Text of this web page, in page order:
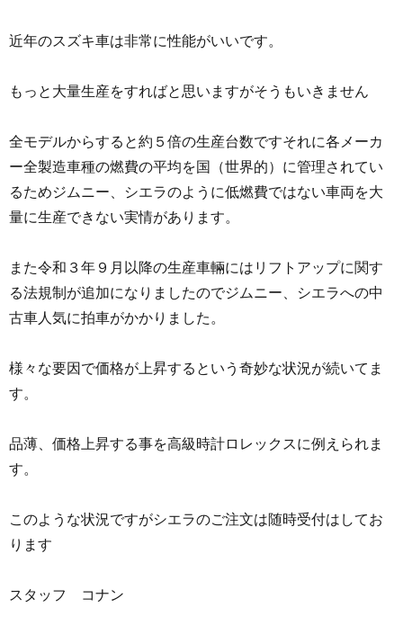
近年のスズキ車は非常に性能がいいです。
もっと大量生産をすればと思いますがそうもいきません
全モデルからすると約５倍の生産台数ですそれに各メーカ
ー全製造車種の燃費の平均を国（世界的）に管理されてい
るためジムニー、シエラのように低燃費ではない車両を大
量に生産できない実情があります。
また令和３年９月以降の生産車輛にはリフトアップに関す
る法規制が追加になりましたのでジムニー、シエラへの中
古車人気に拍車がかかりました。
様々な要因で価格が上昇するという奇妙な状況が続いてま
す。
品薄、価格上昇する事を高級時計ロレックスに例えられま
す。
このような状況ですがシエラのご注文は随時受付はしてお
ります
スタッフ コナン